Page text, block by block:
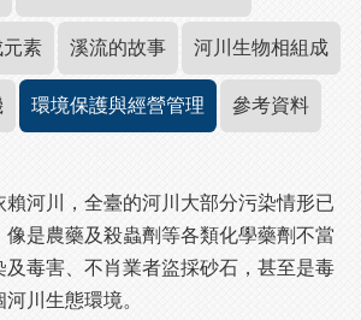
素 溪流的故事 河川生物相組成
環境保護與經營管理 參考資料
河川，全臺的河川大部分污染情形已
是農藥及殺蟲劑等各類化學藥劑不當
及毒害、不肖業者盜採砂石，甚至是毒
川生態環境。